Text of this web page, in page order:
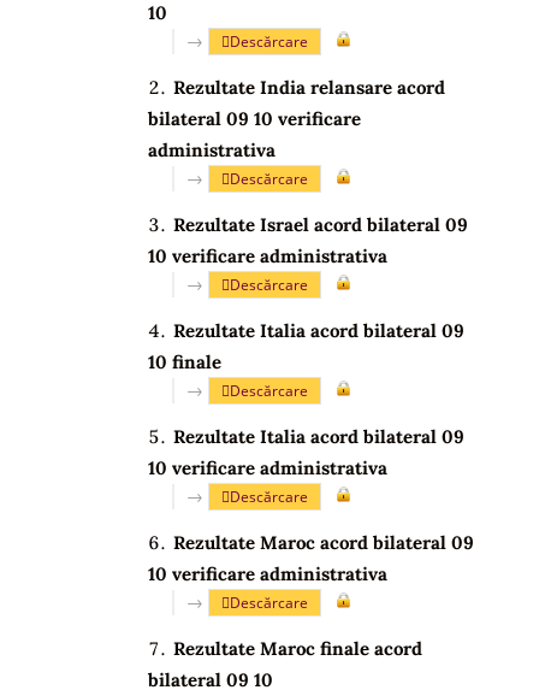
10
→ Descărcare
Rezultate India relansare acord
bilateral 09 10 verificare
administrativa
→ Descărcare
Rezultate Israel acord bilateral 09
10 verificare administrativa
→ Descărcare
Rezultate Italia acord bilateral 09
10 finale
→ Descărcare
Rezultate Italia acord bilateral 09
10 verificare administrativa
→ Descărcare
Rezultate Maroc acord bilateral 09
10 verificare administrativa
→ Descărcare
Rezultate Maroc finale acord
bilateral 09 10